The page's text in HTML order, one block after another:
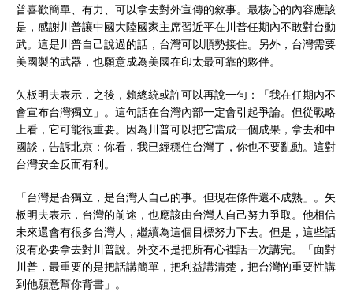
普喜歡簡單、有力、可以拿去對外宣傳的敘事。最核心的內容應該
是，感謝川普讓中國大陸國家主席習近平在川普任期內不敢對台動
武。這是川普自己說過的話，台灣可以順勢接住。另外，台灣需要
美國製的武器，也願意成為美國在印太最可靠的夥伴。
矢板明夫表示，之後，賴總統或許可以再說一句：「我在任期內不
會宣布台灣獨立」。這句話在台灣內部一定會引起爭論。但從戰略
上看，它可能很重要。因為川普可以把它當成一個成果，拿去和中
國談，告訴北京：你看，我已經穩住台灣了，你也不要亂動。這對
台灣安全反而有利。
「台灣是否獨立，是台灣人自己的事。但現在條件還不成熟」。矢
板明夫表示，台灣的前途，也應該由台灣人自己努力爭取。他相信
未來還會有很多台灣人，繼續為這個目標努力下去。但是，這些話
沒有必要拿去對川普說。外交不是把所有心裡話一次講完。「面對
川普，最重要的是把話講簡單，把利益講清楚，把台灣的重要性講
到他願意幫你背書」。